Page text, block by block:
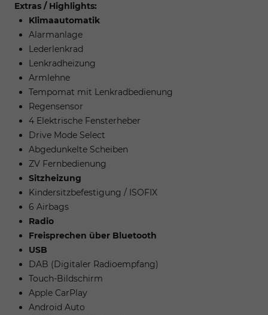
Extras / Highlights:
Klimaautomatik
Alarmanlage
Lederlenkrad
Lenkradheizung
Armlehne
Tempomat mit Lenkradbedienung
Regensensor
4 Elektrische Fensterheber
Drive Mode Select
Abgedunkelte Scheiben
ZV Fernbedienung
Sitzheizung
Kindersitzbefestigung / ISOFIX
6 Airbags
Radio
Freisprechen über Bluetooth
USB
DAB (Digitaler Radioempfang)
Touch-Bildschirm
Apple CarPlay
Android Auto